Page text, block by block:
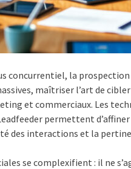
concurrentiel, la
maîtriser l’art de
et commerciaux. Les
permettent
des interactions et la
se complexifient : il ne